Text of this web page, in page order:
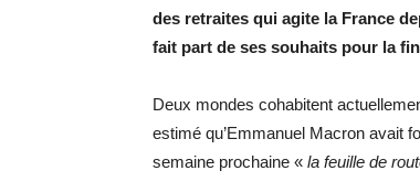
des retraites qui agite la France
fait part de ses souhaits pour la
Deux mondes cohabitent
estimé qu’Emmanuel Macron avait
semaine prochaine « la feuille de